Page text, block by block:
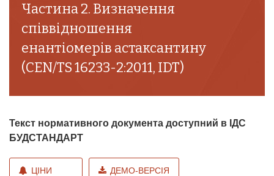
Частина 2. Визначення
співвідношення
енантіомерів астаксантину
(CEN/TS 16233-2:2011, IDT)
Текст нормативного документа доступний в ІДС
БУДСТАНДАРТ
ЦІНИ ДЕМО-ВЕРСІЯ